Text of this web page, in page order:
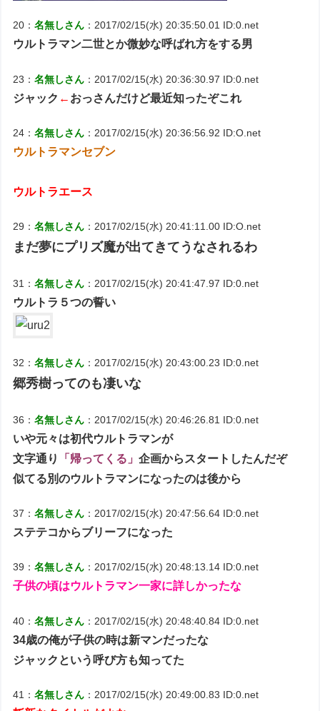
20：名無しさん ：2017/02/15(水) 20:35:50.01 ID:0.net
ウルトラマン二世とか微妙な呼ばれ方をする男
23：名無しさん ：2017/02/15(水) 20:36:30.97 ID:0.net
ジャック ← おっさんだけど最近知ったぞこれ
24：名無しさん ：2017/02/15(水) 20:36:56.92 ID:O.net
ウルトラマンセブン
ウルトラエース
29：名無しさん ：2017/02/15(水) 20:41:11.00 ID:O.net
まだ夢にプリズ魔が出てきてうなされるわ
31：名無しさん ：2017/02/15(水) 20:41:47.97 ID:0.net
ウルトラ５つの誓い
32：名無しさん ：2017/02/15(水) 20:43:00.23 ID:0.net
郷秀樹ってのも凄いな
36：名無しさん ：2017/02/15(水) 20:46:26.81 ID:0.net
いや元々は初代ウルトラマンが
文字通り
「帰ってくる」企画からスタートしたんだぞ
似てる別のウルトラマンになったのは後から
37：名無しさん ：2017/02/15(水) 20:47:56.64 ID:0.net
ステテコからブリーフになった
39：名無しさん ：2017/02/15(水) 20:48:13.14 ID:0.net
子供の頃はウルトラマン一家に詳しかったな
40：名無しさん ：2017/02/15(水) 20:48:40.84 ID:0.net
34歳の俺が子供の時は新マンだったな
ジャックという呼び方も知ってた
41：名無しさん ：2017/02/15(水) 20:49:00.83 ID:0.net